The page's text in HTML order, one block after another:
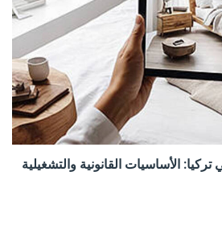
الأساسيات القانونية والتشغيلية